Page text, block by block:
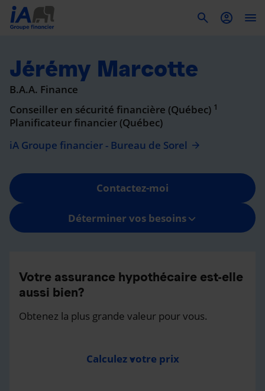
Jérémy Marcotte
B.A.A. Finance
Conseiller en sécurité financière (Québec) 1
Planificateur financier (Québec)
iA Groupe financier - Bureau de Sorel
Contactez-moi
Déterminer vos besoins
Votre assurance hypothécaire est-elle
aussi bien?
Obtenez la plus grande valeur pour vous.
Calculez votre prix